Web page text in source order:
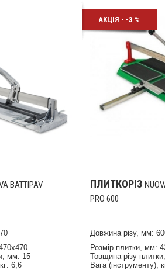
BATTIPAV
мм: 15
6,6
АКЦІЯ - -3 %
ПЛИТКОРІЗ
PRO 600
Довжина різу, мм:
Розмір плитки, мм:
Товщина різу
Вага (інструменту),